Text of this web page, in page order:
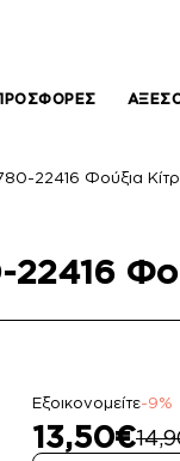
22416 Φούξια
Εξοικονομείτε-9%
13,50€